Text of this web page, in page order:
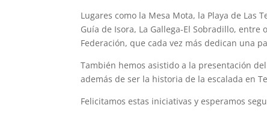
Lugares como la Mesa Mota, la Playa de Las
Guía de Isora, La Gallega-El Sobradillo,
Federación, que cada vez más dedican una
También hemos asistido a la presentación
además de ser la historia de la escalada en
Felicitamos estas iniciativas y esperamos